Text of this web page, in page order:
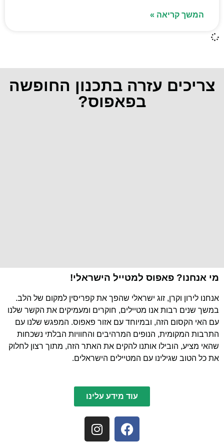
המשך קריאה »
צריכים עזרה בתכנון החופשה
בפאפוס?
מי אנחנו? פאפוס למטייל הישראלי!
אנחנו לירון וקרן, זוג ישראלי שהפך את קפריסין למקום של הלב.
במשך שנים רבות אנו מטיילים, חוקרים ומעמיקים את הקשר שלנו
עם האי הקסום הזה, ובמיוחד עם אזור פאפוס. המפגש שלנו עם
התרבות המקומית, הנופים המרהיבים והחוויות הבלתי נשכחות
שהאי מציע, הובילו אותנו להקים את האתר הזה, מתוך רצון לחלוק
את כל הטוב שגילינו עם המטיילים הישראלים.
עוד מידע עלינו